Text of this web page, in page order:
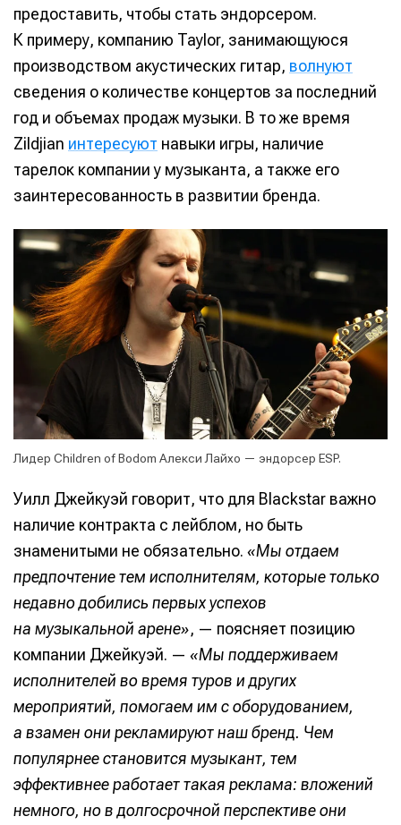
предоставить, чтобы стать эндорсером.
К примеру, компанию Taylor, занимающуюся
производством акустических гитар, волнуют
сведения о количестве концертов за последний
год и объемах продаж музыки. В то же время
Zildjian интересуют навыки игры, наличие
тарелок компании у музыканта, а также его
заинтересованность в развитии бренда.
Лидер Children of Bodom Алекси Лайхо — эндорсер ESP.
Уилл Джейкуэй говорит, что для Blackstar важно
наличие контракта с лейблом, но быть
знаменитыми не обязательно. «Мы отдаем
предпочтение тем исполнителям, которые только
недавно добились первых успехов
на музыкальной арене», — поясняет позицию
компании Джейкуэй. — «Мы поддерживаем
исполнителей во время туров и других
мероприятий, помогаем им с оборудованием,
а взамен они рекламируют наш бренд. Чем
популярнее становится музыкант, тем
эффективнее работает такая реклама: вложений
немного, но в долгосрочной перспективе они